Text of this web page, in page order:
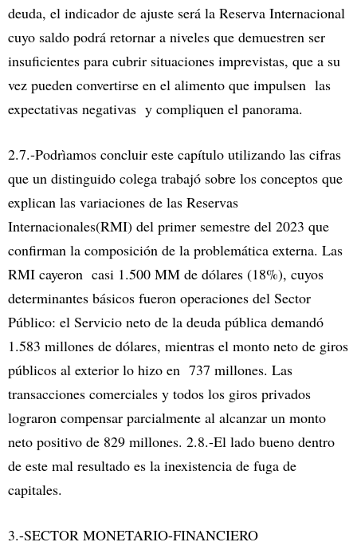
deuda, el indicador de ajuste será la Reserva Internacional
cuyo saldo podrá retornar a niveles que demuestren ser
insuficientes para cubrir situaciones imprevistas, que a su
vez pueden convertirse en el alimento que impulsen las
expectativas negativas y compliquen el panorama.
2.7.-Podrìamos concluir este capítulo utilizando las cifras
que un distinguido colega trabajó sobre los conceptos que
explican las variaciones de las Reservas
Internacionales(RMI) del primer semestre del 2023 que
confirman la composición de la problemática externa. Las
RMI cayeron casi 1.500 MM de dólares (18%), cuyos
determinantes básicos fueron operaciones del Sector
Público: el Servicio neto de la deuda pública demandó
1.583 millones de dólares, mientras el monto neto de giros
públicos al exterior lo hizo en 737 millones. Las
transacciones comerciales y todos los giros privados
lograron compensar parcialmente al alcanzar un monto
neto positivo de 829 millones. 2.8.-El lado bueno dentro
de este mal resultado es la inexistencia de fuga de
capitales.
3.-SECTOR MONETARIO-FINANCIERO